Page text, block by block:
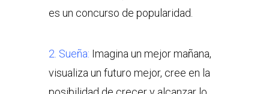
es un concurso de popularidad.
2. Sueña: Imagina un mejor mañana,
visualiza un futuro mejor, cree en la